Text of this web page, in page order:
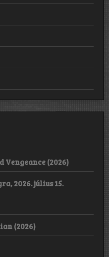
(2026)
2026. július 15.
(2026)